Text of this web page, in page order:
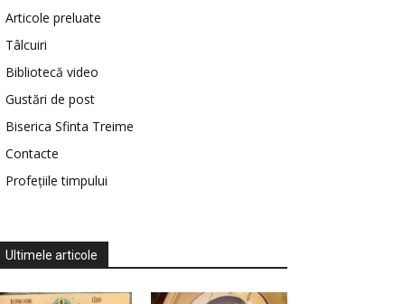
Articole preluate
Tâlcuiri
Bibliotecă video
Gustări de post
Biserica Sfinta Treime
Contacte
Profețiile timpului
Ultimele articole